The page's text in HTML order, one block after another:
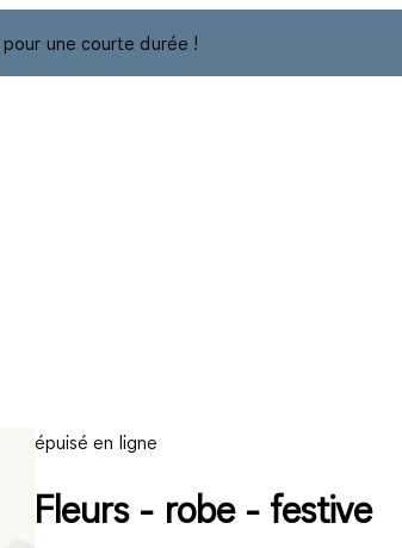
une courte durée !
épuisé en ligne
Fleurs - robe - festive